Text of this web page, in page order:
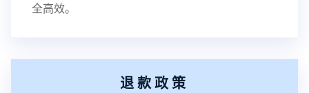
全高效。
退款政策